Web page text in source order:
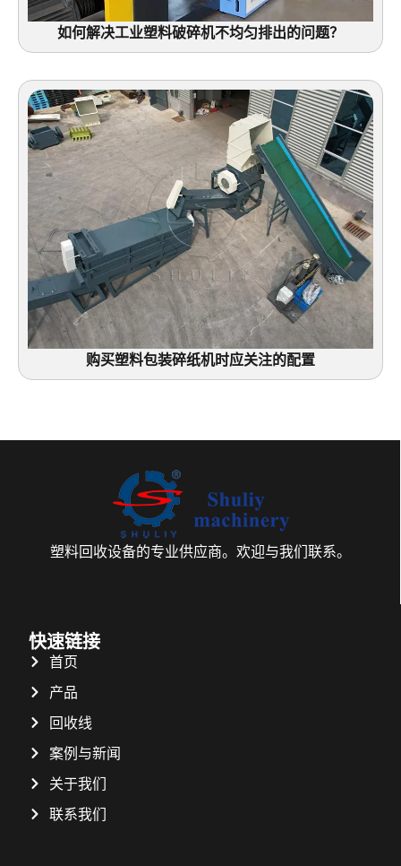
如何解决工业塑料破碎机不均匀排出的问题？
购买塑料包装碎纸机时应关注的配置
塑料回收设备的专业供应商。欢迎与我们联系。
快速链接
首页
产品
回收线
案例与新闻
关于我们
联系我们